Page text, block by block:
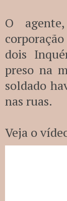
O
dois
preso na
soldado
nas ruas.
Veja o